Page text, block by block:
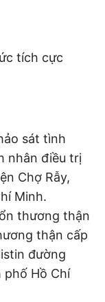
tích cực
sát tình
nhân điều trị
Chợ Rẫy,
Minh.
thương thận
thận cấp
đường
phố Hồ Chí